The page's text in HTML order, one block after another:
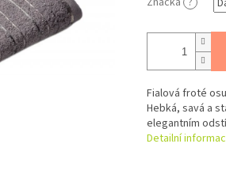
Fialová froté
Hebká, savá a
elegantním
Detailní